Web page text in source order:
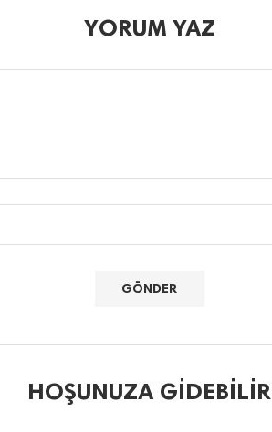
YORUM YAZ
HOŞUNUZA GIDEBILIR